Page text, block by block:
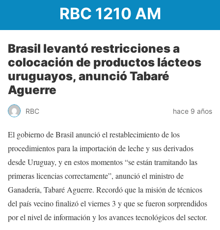
RBC 1210 AM
Brasil levantó restricciones a
colocación de productos lácteos
uruguayos, anunció Tabaré
Aguerre
RBC hace 9 años
El gobierno de Brasil anunció el restablecimiento de los
procedimientos para la importación de leche y sus derivados
desde Uruguay, y en estos momentos “se están tramitando las
primeras licencias correctamente”, anunció el ministro de
Ganadería, Tabaré Aguerre. Recordó que la misión de técnicos
del país vecino finalizó el viernes 3 y que se fueron sorprendidos
por el nivel de información y los avances tecnológicos del sector.